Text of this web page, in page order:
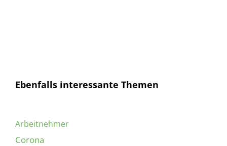
Ebenfalls interessante Themen
Arbeitnehmer
Corona